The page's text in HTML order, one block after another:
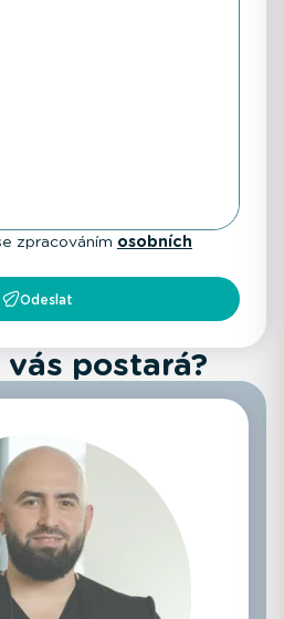
zpracováním osobních
Odeslat
vás postará?